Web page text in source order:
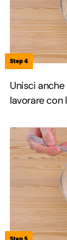
Step 4
Unisci
lavorare con